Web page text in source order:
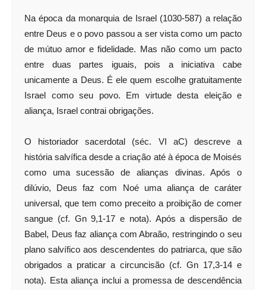
Na época da monarquia de Israel (1030-587) a relação
entre Deus e o povo passou a ser vista como um pacto
de mútuo amor e fidelidade. Mas não como um pacto
entre duas partes iguais, pois a iniciativa cabe
unicamente a Deus. É ele quem escolhe gratuitamente
Israel como seu povo. Em virtude desta eleição e
aliança, Israel contrai obrigações.
O historiador sacerdotal (séc. VI aC) descreve a
história salvífica desde a criação até à época de Moisés
como uma sucessão de alianças divinas. Após o
dilúvio, Deus faz com Noé uma aliança de caráter
universal, que tem como preceito a proibição de comer
sangue (cf. Gn 9,1-17 e nota). Após a dispersão de
Babel, Deus faz aliança com Abraão, restringindo o seu
plano salvífico aos descendentes do patriarca, que são
obrigados a praticar a circuncisão (cf. Gn 17,3-14 e
nota). Esta aliança inclui a promessa de descendência